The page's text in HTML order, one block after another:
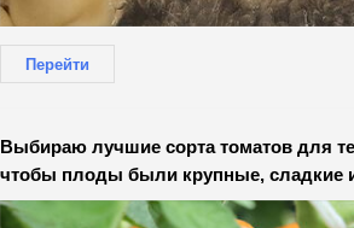
Перейти
Выбираю лучшие сорта томатов для
чтобы плоды были крупные, сладкие